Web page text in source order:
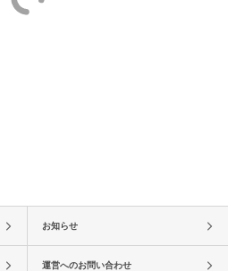
お知らせ
運営へのお問い合わせ